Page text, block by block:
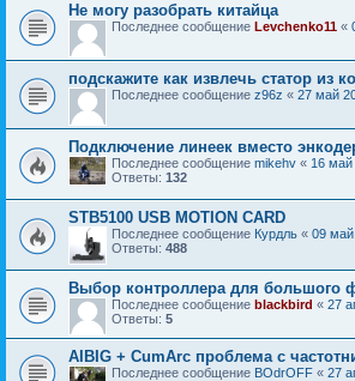
Не могу разобрать китайца
Последнее сообщение Levchenko11 «
подскажите как извлечь статор из
Последнее сообщение z96z « 27 май
Подключение линеек вместо
Последнее сообщение mikehv « 16 май
Ответы: 132
STB5100 USB MOTION CARD
Последнее сообщение Курдль « 09 май
Ответы: 488
Выбор контроллера для большого
Последнее сообщение blackbird « 27
Ответы: 5
AIBIG + CumArc проблема с
Последнее сообщение BOdrOFF « 27